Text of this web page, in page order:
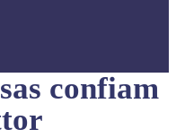
confiam